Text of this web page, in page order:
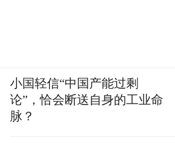
小国轻信“中国产能过剩
论”，恰会断送自身的工业命
脉？